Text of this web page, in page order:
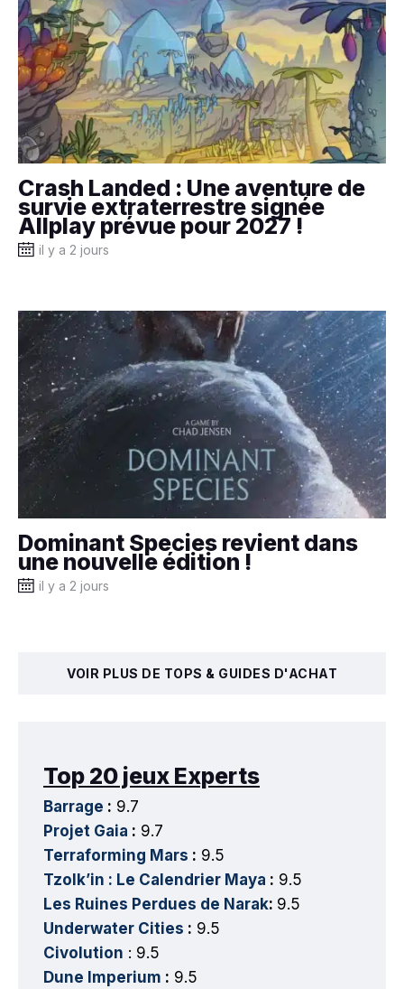
Crash Landed : Une aventure de
survie extraterrestre signée
Allplay prévue pour 2027 !
il y a 2 jours
Dominant Species revient dans
une nouvelle édition !
il y a 2 jours
VOIR PLUS DE TOPS & GUIDES D'ACHAT
Top 20 jeux Experts
Barrage : 9.7
Projet Gaia : 9.7
Terraforming Mars : 9.5
Tzolk’in : Le Calendrier Maya : 9.5
Les Ruines Perdues de Narak: 9.5
Underwater Cities : 9.5
Civolution : 9.5
Dune Imperium : 9.5